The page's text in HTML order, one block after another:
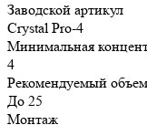
Заводской артикул
Crystal Pro-4
Минимальная
4
Рекомендуемый
До 25
Монтаж